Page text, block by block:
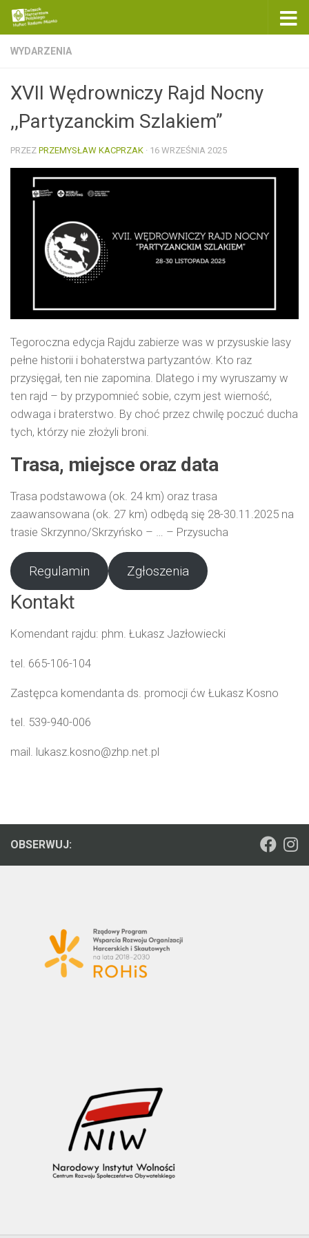
Skip to content
WYDARZENIA
XVII Wędrowniczy Rajd Nocny
,,Partyzanckim Szlakiem”
PRZEZ PRZEMYSŁAW KACPRZAK · 16 WRZEŚNIA 2025
Tegoroczna edycja Rajdu zabierze was w przysuskie lasy
pełne historii i bohaterstwa partyzantów. Kto raz
przysięgał, ten nie zapomina. Dlatego i my wyruszamy w
ten rajd – by przypomnieć sobie, czym jest wierność,
odwaga i braterstwo. By choć przez chwilę poczuć ducha
tych, którzy nie złożyli broni.
Trasa, miejsce oraz data
Trasa podstawowa (ok. 24 km) oraz trasa
zaawansowana (ok. 27 km) odbędą się 28-30.11.2025 na
trasie Skrzynno/Skrzyńsko – … – Przysucha
Regulamin Zgłoszenia
Kontakt
Komendant rajdu: phm. Łukasz Jazłowiecki
tel. 665-106-104
Zastępca komendanta ds. promocji ćw Łukasz Kosno
tel. 539-940-006
mail. lukasz.kosno@zhp.net.pl
OBSERWUJ: